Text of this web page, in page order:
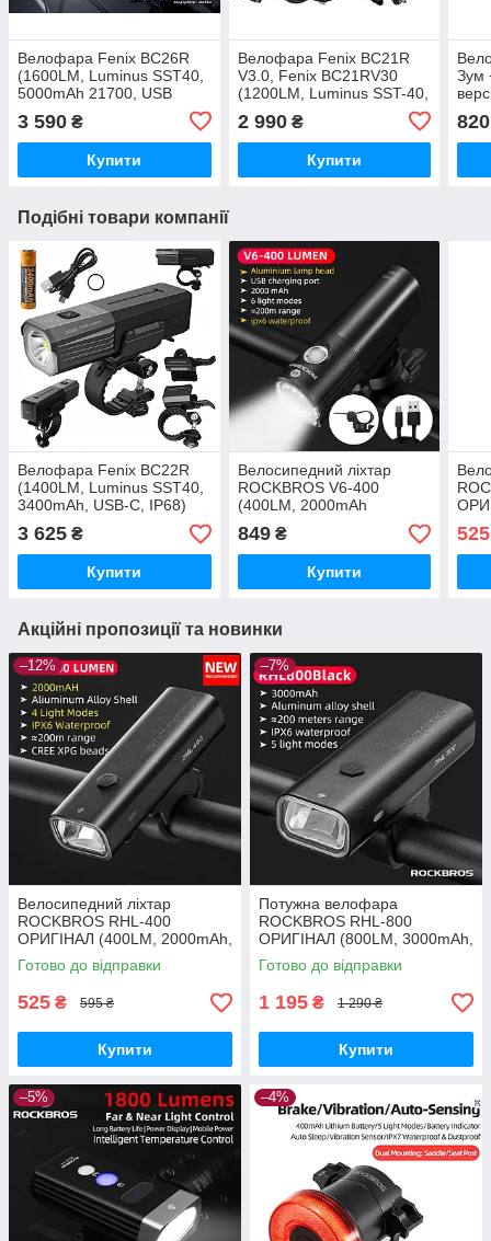
Велофара Fenix BC26R
(1600LM, Luminus SST40,
5000mAh 21700, USB
3 590 ₴
Купити
Велофара Fenix BC21R
V3.0, Fenix BC21RV30
(1200LM, Luminus SST-40,
2600mAh, 18650, USB-C,
IPX68)
2 990₴
Купити
Зум
820
Подібні товари компанії
Велофара Fenix BC22R
(1400LM, Luminus SST40,
3400mAh, USB-C, IP68)
3 625 ₴
Купити
Велосипедний ліхтар
ROCKBROS V6-400
(400LM, 2000mAh
акумулятор, Cree XPL,
USB, IPX6, 6 режимів)
849₴
Купити
525
Акційні пропозиції та новинки
–12%
Велосипедний ліхтар
ROCKBROS RHL-400
ОРИГІНАЛ (400LM, 2000mAh,
USB-C, IPX6, 4 Mode)
Готово до відправки
525 ₴ 595 ₴
Купити
–7%
Потужна велофара
ROCKBROS RHL-800
ОРИГІНАЛ (800LM, 3000mAh,
USB-C, IPX6, 5 Mode)
Готово до відправки
1 195 ₴ 1 290 ₴
Купити
–5% –4%